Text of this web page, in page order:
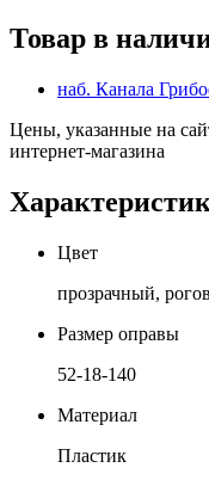
Товар в
наб. Канала
Цены, указанные на
интернет-магазина
Цвет
прозрачный,
Размер оправы
52-18-140
Материал
Пластик